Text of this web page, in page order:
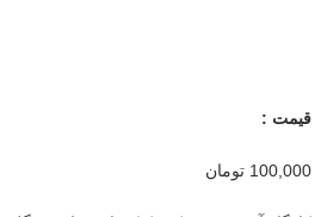
قیمت :
100,000 تومان